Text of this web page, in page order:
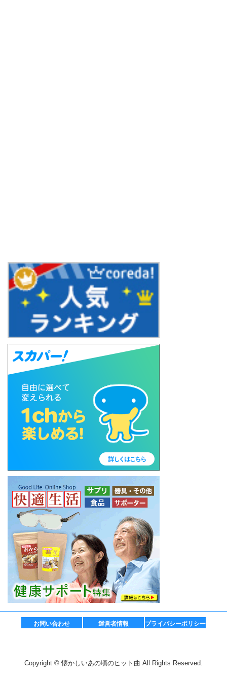
お問い合わせ 運営者情報 プライバシーポリシー
Copyright © 懐かしいあの頃のヒット曲 All Rights Reserved.